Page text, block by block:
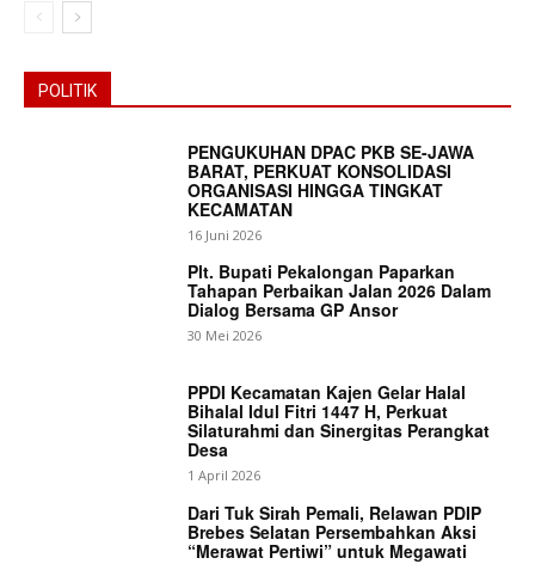
POLITIK
PENGUKUHAN DPAC PKB SE-JAWA
BARAT, PERKUAT KONSOLIDASI
ORGANISASI HINGGA TINGKAT
KECAMATAN
16 Juni 2026
Plt. Bupati Pekalongan Paparkan
Tahapan Perbaikan Jalan 2026 Dalam
Dialog Bersama GP Ansor
30 Mei 2026
PPDI Kecamatan Kajen Gelar Halal
Bihalal Idul Fitri 1447 H, Perkuat
Silaturahmi dan Sinergitas Perangkat
Desa
1 April 2026
Dari Tuk Sirah Pemali, Relawan PDIP
Brebes Selatan Persembahkan Aksi
“Merawat Pertiwi” untuk Megawati